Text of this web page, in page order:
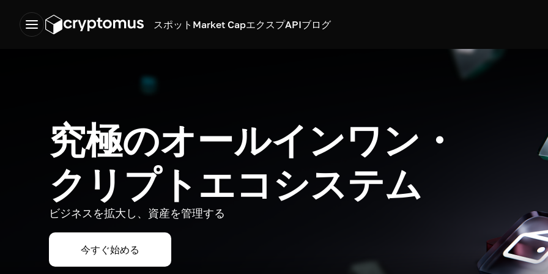
スポット Market CapエクスプAPIブログ
究極のオールインワン・
クリプトエコシステム
ビジネスを拡大し、資産を管理する
今すぐ始める